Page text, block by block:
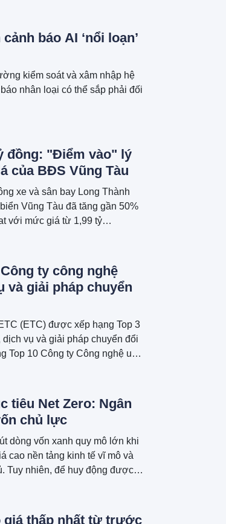
báo AI ‘nổi loạn’
kiểm soát và xâm nhập hệ
nhân loại có thể sắp phải đối
đồng: "Điểm vào" lý
của BĐS Vũng Tàu
xe và sân bay Long Thành
Vũng Tàu đã tăng gần 50%
với mức giá từ 1,99 tỷ
đang trở thành điểm vào hiếm
ty công nghệ
và giải pháp chuyển
(ETC) được xếp hạng Top 3
vụ và giải pháp chuyển đổi
Top 10 Công ty Công nghệ uy
Việt Nam (Vietnam Report)
tiêu Net Zero: Ngân
chủ lực
dòng vốn xanh quy mô lớn khi
cao nền tảng kinh tế vĩ mô và
Tuy nhiên, để huy động được
Zero đến năm 2050, điều cốt
vốn chủ lực.
giá thấp nhất từ trước